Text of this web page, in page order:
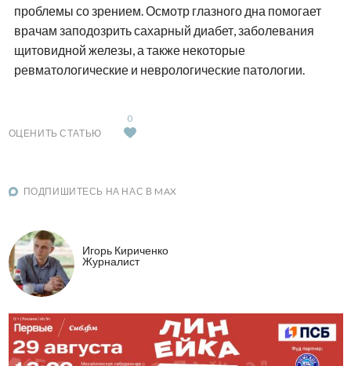
проблемы со зрением. Осмотр глазного дна помогает
врачам заподозрить сахарный диабет, заболевания
щитовидной железы, а также некоторые
ревматологические и неврологические патологии.
ОЦЕНИТЬ СТАТЬЮ
0
ПОДПИШИТЕСЬ НА НАС В MAX
Игорь Кириченко
Журналист